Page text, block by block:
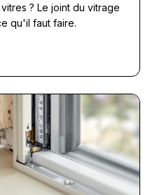
? Le joint du vitrage
qu'il faut faire.